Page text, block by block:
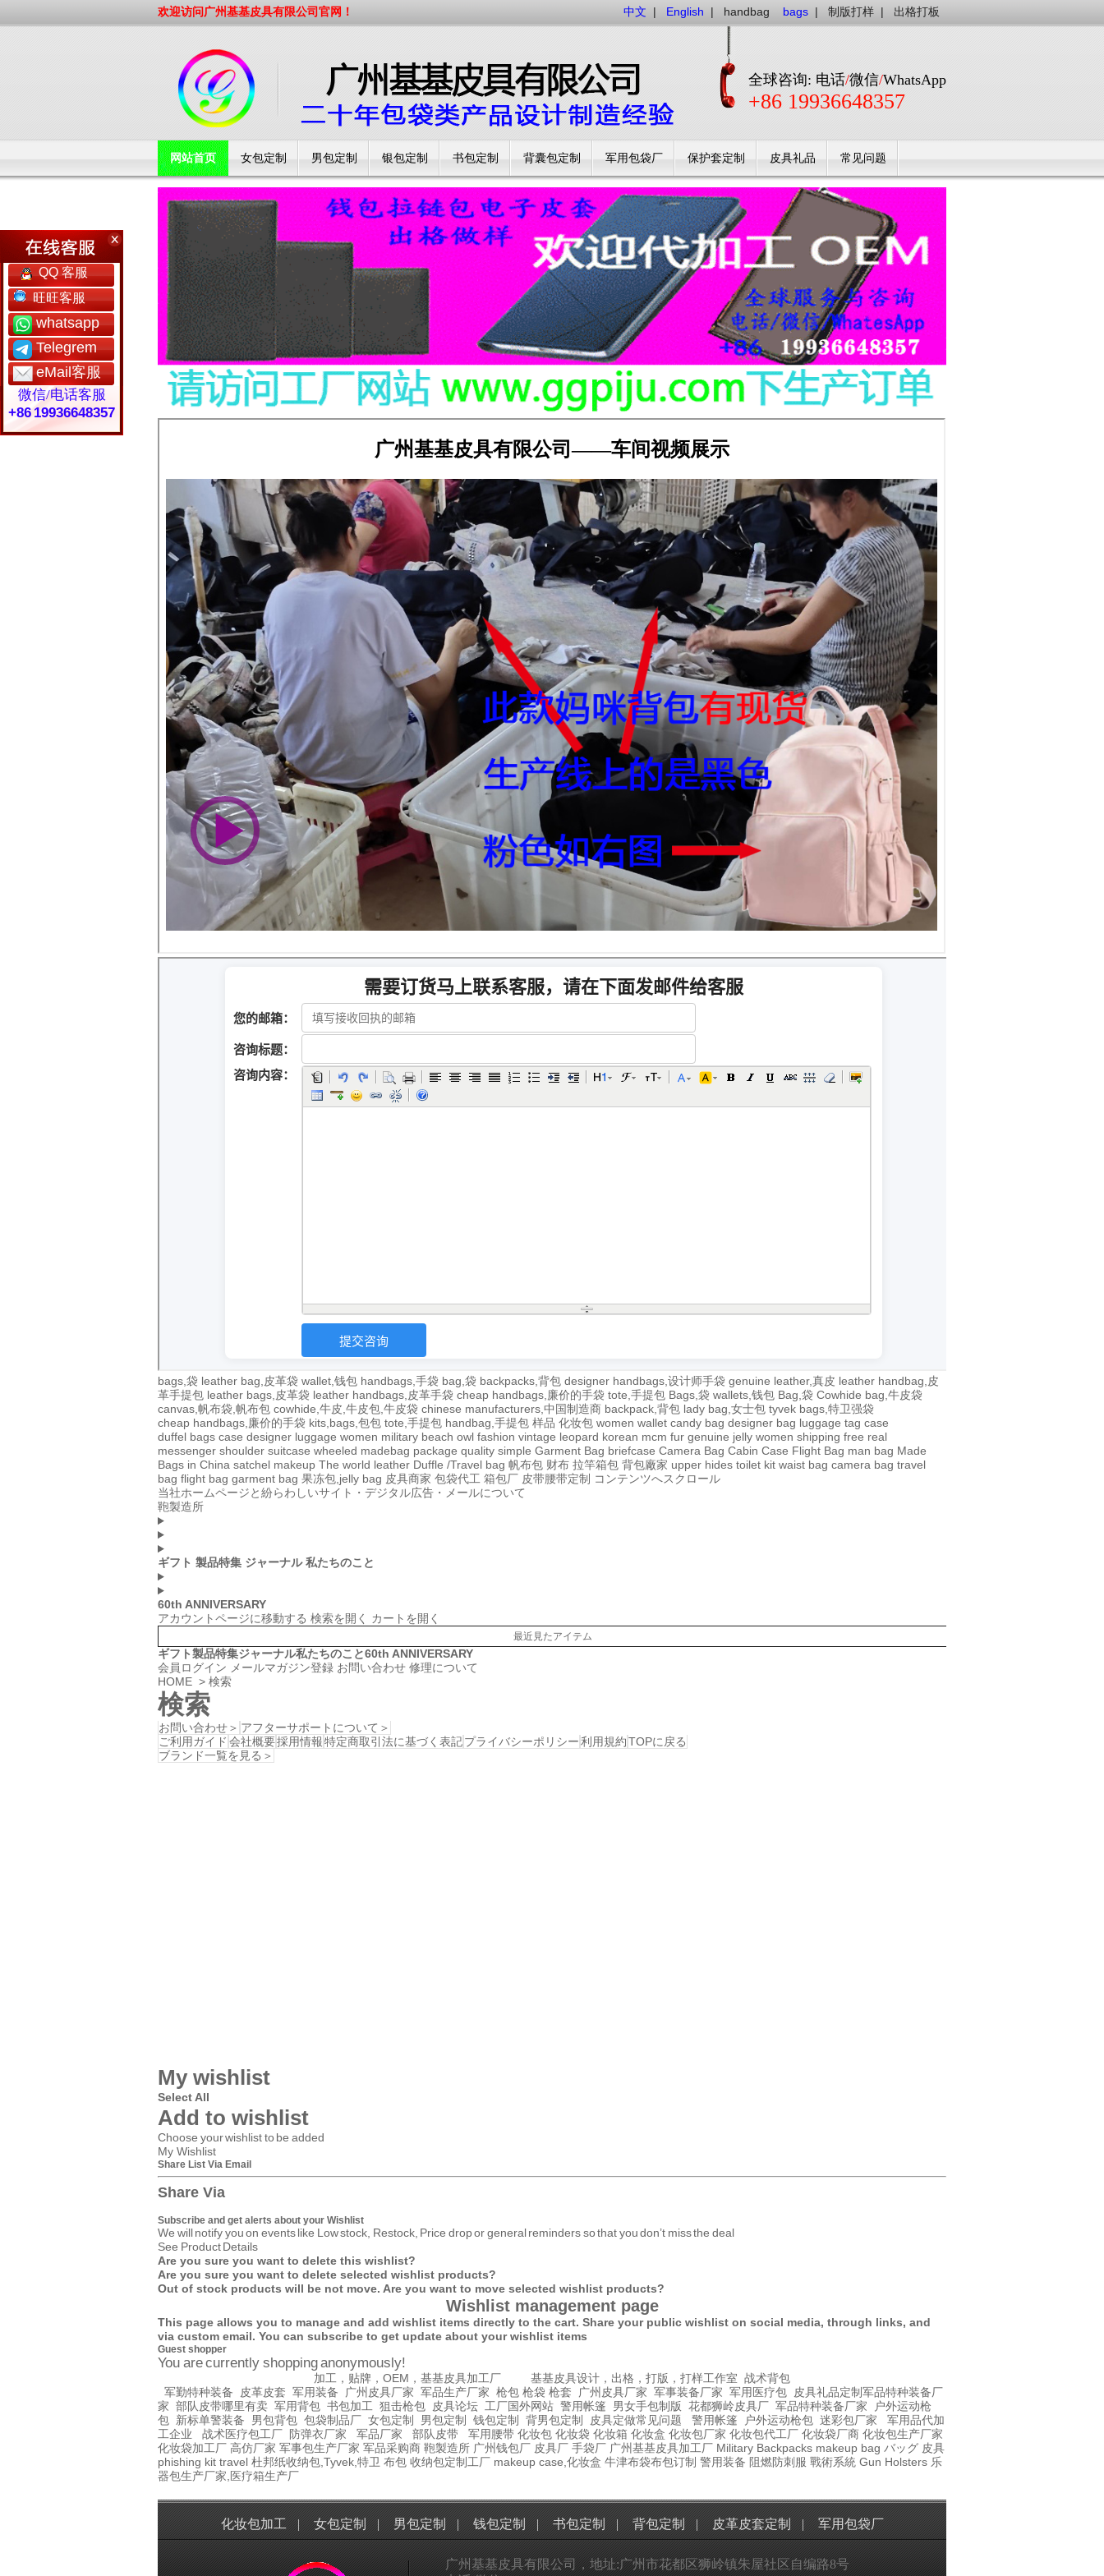
欢迎访问广州基基皮具有限公司官网！ 中文 | English | handbag bags | 制版打样 | 出格打板
全球咨询: 电话/微信/WhatsApp
+86 19936648357
网站首页 女包定制 男包定制 银包定制 书包定制 背囊包定制 军用包袋厂 保护套定制 皮具礼品 常见问题
工厂简介
bags,袋 leather bag,皮革袋 wallet,钱包 handbags,手袋 bag,袋 backpacks,背包 designer handbags,设计师手袋 genuine leather,真皮 leather handbag,皮
革手提包 leather bags,皮革袋 leather handbags,皮革手袋 cheap handbags,廉价的手袋 tote,手提包 Bags,袋 wallets,钱包 Bag,袋 Cowhide bag,牛皮袋
canvas,帆布袋,帆布包 cowhide,牛皮,牛皮包,牛皮袋 chinese manufacturers,中国制造商 backpack,背包 lady bag,女士包 tyvek bags,特卫强袋
cheap handbags,廉价的手袋 kits,bags,包包 tote,手提包 handbag,手提包 样品 化妆包 women wallet candy bag designer bag luggage tag case
duffel bags case designer luggage women military beach owl fashion vintage leopard korean mcm fur genuine jelly women shipping free real
messenger shoulder suitcase wheeled madebag package quality simple Garment Bag briefcase Camera Bag Cabin Case Flight Bag man bag Made
Bags in China satchel makeup The world leather Duffle /Travel bag 帆布包 财布 拉竿箱包 背包廠家 upper hides toilet kit waist bag camera bag travel
bag flight bag garment bag 果冻包,jelly bag 皮具商家 包袋代工 箱包厂 皮带腰带定制 コンテンツへスクロール
当社ホームページと紛らわしいサイト・デジタル広告・メールについて
鞄製造所
ギフト 製品特集 ジャーナル 私たちのこと
60th ANNIVERSARY
アカウントページに移動する 検索を開く カートを開く
最近見たアイテム
ギフト製品特集ジャーナル私たちのこと60th ANNIVERSARY
会員ログイン メールマガジン登録 お問い合わせ 修理について
HOME > 検索
検索
お問い合わせ＞ アフターサポートについて＞
ご利用ガイド 会社概要採用情報特定商取引法に基づく表記プライバシーポリシー利用規約TOPに戻る
ブランド一覧を見る＞
My wishlist
Select All
Add to wishlist
Choose your wishlist to be added
My Wishlist
Share List Via Email
Share Via
Subscribe and get alerts about your Wishlist
We will notify you on events like Low stock, Restock, Price drop or general reminders so that you don’t miss the deal
See Product Details
Are you sure you want to delete this wishlist?
Are you sure you want to delete selected wishlist products?
Out of stock products will be not move. Are you want to move selected wishlist products?
Wishlist management page
This page allows you to manage and add wishlist items directly to the cart. Share your public wishlist on social media, through links, and
via custom email. You can subscribe to get update about your wishlist items
Guest shopper
You are currently shopping anonymously!
加工，贴牌，OEM，基基皮具加工厂 基基皮具设计，出格，打版，打样工作室 战术背包
军勤特种装备
皮革皮套 军用装备 广州皮具厂家 军品生产厂家 枪包 枪袋 枪套 广州皮具厂家 军事装备厂家 军用医疗包 皮具礼品定制军品特种装备厂
家 部队皮带哪里有卖 军用背包 书包加工 狙击枪包 皮具论坛 工厂国外网站 警用帐篷 男女手包制版 花都狮岭皮具厂 军品特种装备厂家
户外运动枪
包 新标单警装备 男包背包 包袋制品厂 女包定制 男包定制 钱包定制 背男包定制 皮具定做常见问题 警用帐篷 户外运动枪包 迷彩包厂家
军用品代加
工企业
战术医疗包工厂 防弹衣厂家 军品厂家 部队皮带 军用腰带 化妆包 化妆袋 化妆箱 化妆盒 化妆包厂家 化妆包代工厂 化妆袋厂商 化妆包生产厂家
化妆袋加工厂 高仿厂家 军事包生产厂家 军品采购商 鞄製造所 广州钱包厂 皮具厂 手袋厂 广州基基皮具加工厂 Military Backpacks makeup bag バッグ 皮具
phishing kit travel 杜邦纸收纳包,Tyvek,特卫 布包 收纳包定制工厂 makeup case,化妆盒 牛津布袋布包订制 警用装备 阻燃防刺服 戰術系統 Gun Holsters 乐
器包生产厂家,医疗箱生产厂
化妆包加工 | 女包定制 | 男包定制 | 钱包定制 | 书包定制 | 背包定制 | 皮革皮套定制 | 军用包袋厂
广州基基皮具有限公司，地址:广州市花都区狮岭镇朱屋社区自编路8号
QQ 客服
旺旺客服
whatsapp
Telegrem
eMail客服
微信/电话客服
+86 19936648357